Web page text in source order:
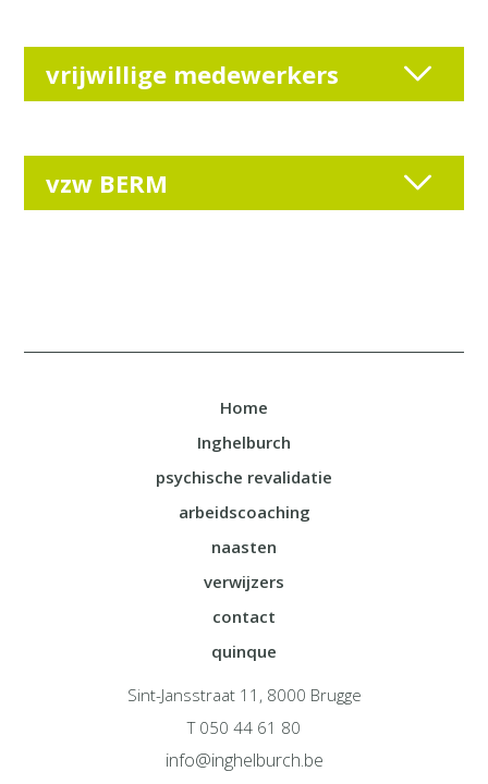
vrijwillige medewerkers
vzw BERM
Home
Inghelburch
psychische revalidatie
arbeidscoaching
naasten
verwijzers
contact
quinque
Sint-Jansstraat 11, 8000 Brugge
T 050 44 61 80
info@inghelburch.be